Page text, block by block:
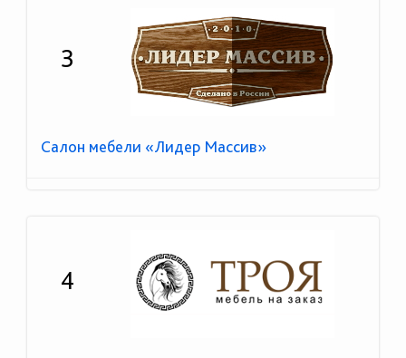
3
Салон мебели «Лидер Массив»
4